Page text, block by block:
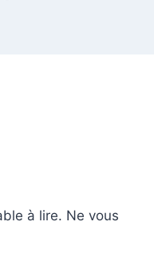
à lire. Ne vous